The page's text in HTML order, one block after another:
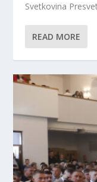
Svetkovina
READ MORE